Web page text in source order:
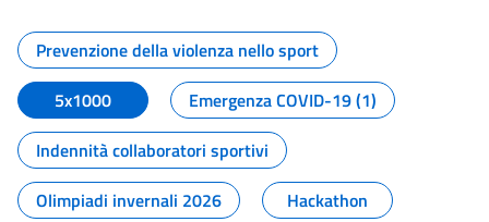
Tutti i contenuti della pagina
Prevenzione della violenza nello sport
5x1000
Emergenza COVID-19 (1)
Indennità collaboratori sportivi
Olimpiadi invernali 2026
Hackathon